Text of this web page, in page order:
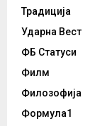
Традиција
Ударна Вест
ФБ Статуси
Филм
Филозофија
Формула1